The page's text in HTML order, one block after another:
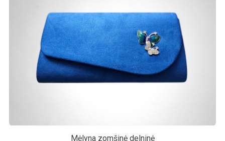
Mėlyna zomšinė delninė